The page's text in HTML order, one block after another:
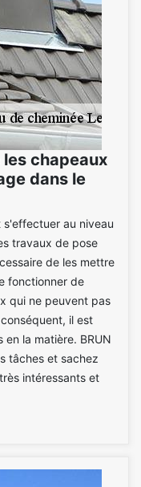
chapeaux
dans le
au niveau
travaux de pose
de les mettre
fonctionner de
qui ne peuvent pas
il est
la matière. BRUN
tâches et sachez
intéressants et